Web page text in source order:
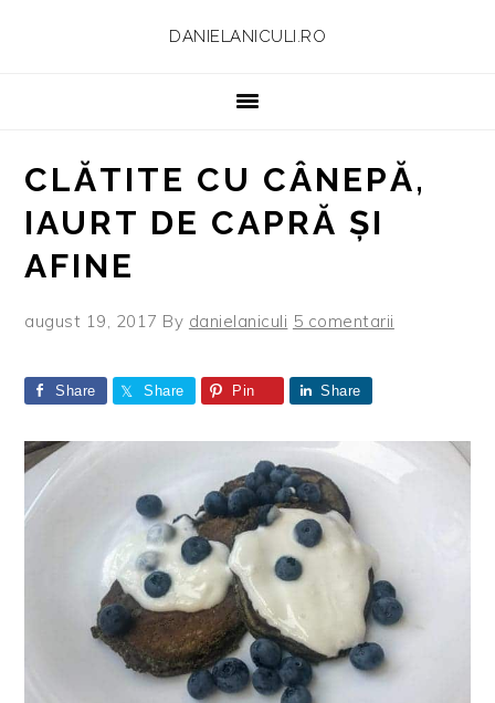
DANIELANICULI.RO
CLĂTITE CU CÂNEPĂ,
IAURT DE CAPRĂ ȘI
AFINE
august 19, 2017 By danielaniculi 5 comentarii
Share Share Pin Share